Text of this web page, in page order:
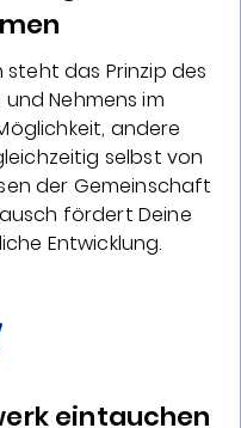
das Prinzip des
Nehmens im
andere
selbst von
der Gemeinschaft
fördert Deine
Entwicklung.
eintauchen